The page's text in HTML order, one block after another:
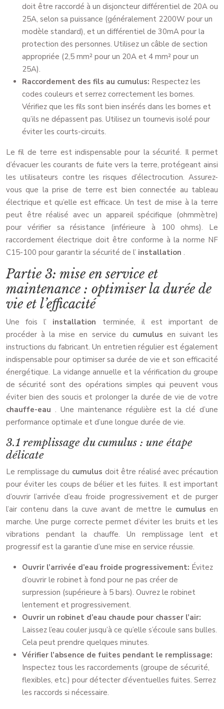
doit être raccordé à un disjoncteur différentiel de 20A ou
25A, selon sa puissance (généralement 2200W pour un
modèle standard), et un différentiel de 30mA pour la
protection des personnes. Utilisez un câble de section
appropriée (2,5 mm² pour un 20A et 4 mm² pour un
25A).
Raccordement des fils au cumulus: Respectez les
codes couleurs et serrez correctement les bornes.
Vérifiez que les fils sont bien insérés dans les bornes et
qu’ils ne dépassent pas. Utilisez un tournevis isolé pour
éviter les courts-circuits.
Le fil de terre est indispensable pour la sécurité. Il permet
d’évacuer les courants de fuite vers la terre, protégeant ainsi
les utilisateurs contre les risques d’électrocution. Assurez-
vous que la prise de terre est bien connectée au tableau
électrique et qu’elle est efficace. Un test de mise à la terre
peut être réalisé avec un appareil spécifique (ohmmètre)
pour vérifier sa résistance (inférieure à 100 ohms). Le
raccordement électrique doit être conforme à la norme NF
C15-100 pour garantir la sécurité de l’ installation .
Partie 3: mise en service et
maintenance : optimiser la durée de
vie et l’efficacité
Une fois l’ installation terminée, il est important de
procéder à la mise en service du cumulus en suivant les
instructions du fabricant. Un entretien régulier est également
indispensable pour optimiser sa durée de vie et son efficacité
énergétique. La vidange annuelle et la vérification du groupe
de sécurité sont des opérations simples qui peuvent vous
éviter bien des soucis et prolonger la durée de vie de votre
chauffe-eau . Une maintenance régulière est la clé d’une
performance optimale et d’une longue durée de vie.
3.1 remplissage du cumulus : une étape
délicate
Le remplissage du cumulus doit être réalisé avec précaution
pour éviter les coups de bélier et les fuites. Il est important
d’ouvrir l’arrivée d’eau froide progressivement et de purger
l’air contenu dans la cuve avant de mettre le cumulus en
marche. Une purge correcte permet d’éviter les bruits et les
vibrations pendant la chauffe. Un remplissage lent et
progressif est la garantie d’une mise en service réussie.
Ouvrir l’arrivée d’eau froide progressivement: Évitez
d’ouvrir le robinet à fond pour ne pas créer de
surpression (supérieure à 5 bars). Ouvrez le robinet
lentement et progressivement.
Ouvrir un robinet d’eau chaude pour chasser l’air:
Laissez l’eau couler jusqu’à ce qu’elle s’écoule sans bulles.
Cela peut prendre quelques minutes.
Vérifier l’absence de fuites pendant le remplissage:
Inspectez tous les raccordements (groupe de sécurité,
flexibles, etc.) pour détecter d’éventuelles fuites. Serrez
les raccords si nécessaire.